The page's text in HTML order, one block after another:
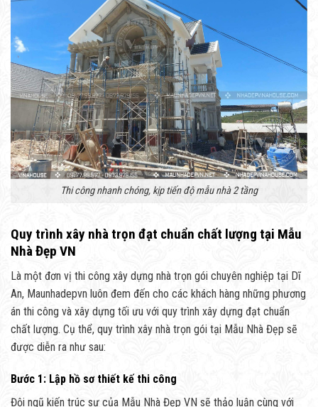
Thi công nhanh chóng, kịp tiến độ mẫu nhà 2 tầng
Quy trình xây nhà trọn đạt chuẩn chất lượng tại Mẫu
Nhà Đẹp VN
Là một đơn vị thi công xây dựng nhà trọn gói chuyên nghiệp tại Dĩ
An, Maunhadepvn luôn đem đến cho các khách hàng những phương
án thi công và xây dựng tối ưu với quy trình xây dựng đạt chuẩn
chất lượng. Cụ thể, quy trình xây nhà trọn gói tại Mẫu Nhà Đẹp sẽ
được diễn ra như sau:
Bước 1: Lập hồ sơ thiết kế thi công
Đội ngũ kiến trúc sư của Mẫu Nhà Đẹp VN sẽ thảo luận cùng với